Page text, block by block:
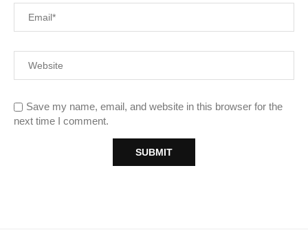
Save my name, email, and website in this browser for the
next time I comment.